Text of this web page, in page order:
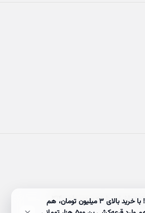
ناشران، طبقه سوم، واحد ۳۱۴
🎉 حراج ۵۰٪ آخر هفته! با خرید بالای 3 میلیون تومان، هم